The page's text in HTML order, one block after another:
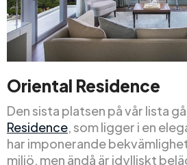
Oriental Residence
Den sista platsen på vår lista
Residence, som ligger i en
har imponerande
miljö, men ändå är idylliskt